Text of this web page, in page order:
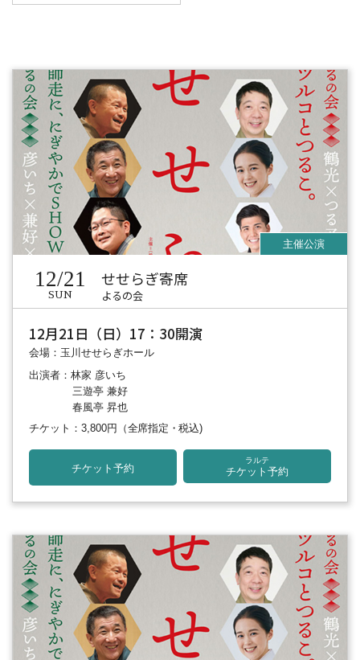
12/21
SUN
せせらぎ寄席
よるの会
12月21日（日）17：30開演
会場：玉川せせらぎホール
出演者：林家 彦いち
三遊亭 兼好
春風亭 昇也
チケット：3,800円 （全席指定・税込)
チケット予約
ラルテ
チケット予約